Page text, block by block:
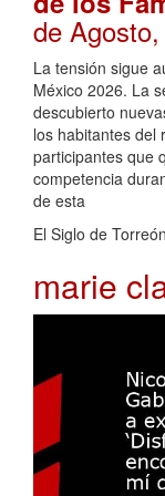
de
La tensión sigue
México 2026. La
descubierto
los habitantes del
participantes que
competencia
de esta
El Siglo de Torreón
marie